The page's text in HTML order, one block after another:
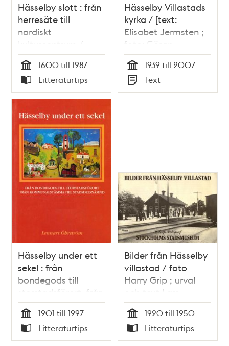
Hässelby slott : från
herresäte till
nordiskt
kulturcentrum /
Birger Olsson
Tid
1600 till 1987
Typ
Litteraturtips
Hässelby Villastads
kyrka / [text:
Elisabet Jermsten ;
foto: Göran
Fredriksson]
Tid
1939 till 2007
Typ
Text
Hässelby under ett
sekel : från
bondegods till
storstadsförort, från
kommunalstämma
till stadsdelsnämnd
/ Lennart Öhrström
Tid
1901 till 1997
Typ
Litteraturtips
Bilder från Hässelby
villastad / foto
Harry Grip ; urval
och text Lars
Westberg
Tid
1920 till 1950
Typ
Litteraturtips